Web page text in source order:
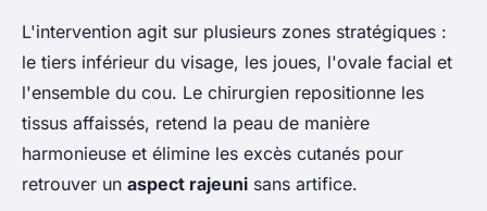
L'intervention agit sur plusieurs zones stratégiques :
le tiers inférieur du visage, les joues, l'ovale facial et
l'ensemble du cou. Le chirurgien repositionne les
tissus affaissés, retend la peau de manière
harmonieuse et élimine les excès cutanés pour
retrouver un aspect rajeuni sans artifice.